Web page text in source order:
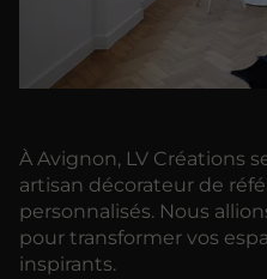
À Avignon, LV Créations
artisan décorateur de
personnalisés. Nous
pour transformer vos
inspirants.